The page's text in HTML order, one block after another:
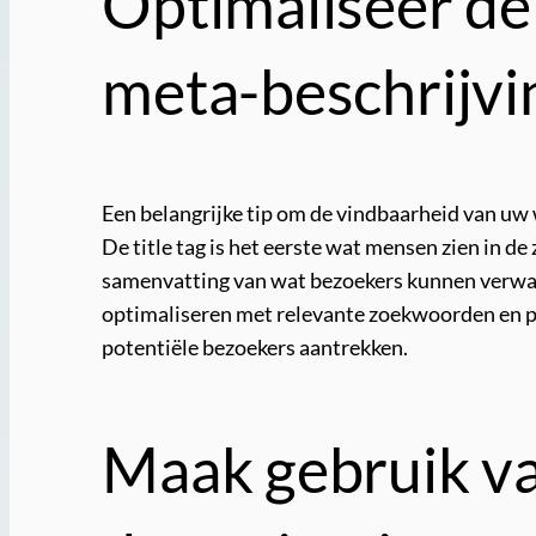
meta-
Een belangrijke tip om de vindbaarheid van
De title tag is het eerste wat mensen zien in
samenvatting van wat bezoekers kunnen
optimaliseren met relevante zoekwoorden en
potentiële bezoekers aantrekken.
Maak gebruik